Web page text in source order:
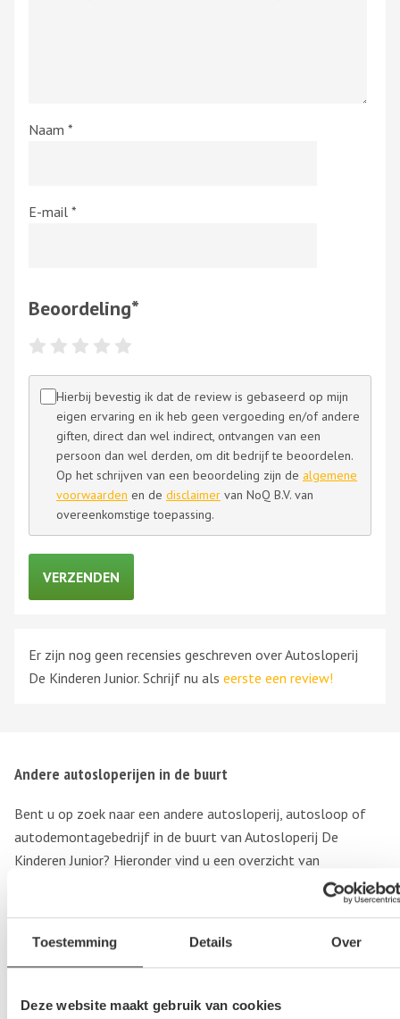
Toestemming Details Over
Deze website maakt gebruik van cookies
Naam *
E-mail *
Beoordeling*
Hierbij bevestig ik dat de review is gebaseerd op mijn
eigen ervaring en ik heb geen vergoeding en/of andere
giften, direct dan wel indirect, ontvangen van een
persoon dan wel derden, om dit bedrijf te beoordelen.
Op het schrijven van een beoordeling zijn de algemene
voorwaarden en de disclaimer van NoQ B.V. van
overeenkomstige toepassing.
Er zijn nog geen recensies geschreven over Autosloperij
De Kinderen Junior. Schrijf nu als eerste een review!
Andere autosloperijen in de buurt
Bent u op zoek naar een andere autosloperij, autosloop of
autodemontagebedrijf in de buurt van Autosloperij De
Kinderen Junior? Hieronder vind u een overzicht van
. Deze bedrijven
kunnen u helpen als u uw sloopauto wilt verkopen of als u
Regio Noord-brabant